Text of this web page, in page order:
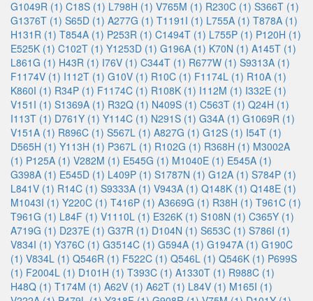
G1049R (1) C18S (1) L798H (1) V765M (1) R230C (1) S366T (1)
G1376T (1) S65D (1) A277G (1) T1191I (1) L755A (1) T878A (1)
H131R (1) T854A (1) P253R (1) C1494T (1) L755P (1) P120H (1)
E525K (1) C102T (1) Y1253D (1) G196A (1) K70N (1) A145T (1)
L861G (1) H43R (1) I76V (1) C344T (1) R677W (1) S9313A (1)
F1174V (1) I112T (1) G10V (1) R10C (1) F1174L (1) R10A (1)
K860I (1) R34P (1) F1174C (1) R108K (1) I112M (1) I332E (1)
V151I (1) S1369A (1) R32Q (1) N409S (1) C563T (1) Q24H (1)
I113T (1) D761Y (1) Y114C (1) N291S (1) G34A (1) G1069R (1)
V151A (1) R896C (1) S567L (1) A827G (1) G12S (1) I54T (1)
D565H (1) Y113H (1) P367L (1) R102G (1) R368H (1) M3002A
(1) P125A (1) V282M (1) E545G (1) M1040E (1) E545A (1)
G398A (1) E545D (1) L409P (1) S1787N (1) G12A (1) S784P (1)
L841V (1) R14C (1) S9333A (1) V943A (1) Q148K (1) Q148E (1)
M1043I (1) Y220C (1) T416P (1) A3669G (1) R38H (1) T961C (1)
T961G (1) L84F (1) V1110L (1) E326K (1) S108N (1) C365Y (1)
A719G (1) D237E (1) G37R (1) D104N (1) S653C (1) S786I (1)
V834I (1) Y376C (1) G3514C (1) G594A (1) G1947A (1) G190C
(1) V834L (1) Q546R (1) F522C (1) Q546L (1) Q546K (1) P699S
(1) F2004L (1) D101H (1) T393C (1) A1330T (1) R988C (1)
H48Q (1) T174M (1) A62V (1) A62T (1) L84V (1) M165I (1)